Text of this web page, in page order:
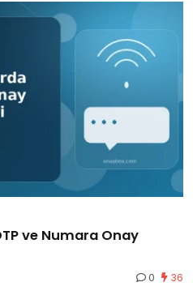
ve Numara Onay
0 36